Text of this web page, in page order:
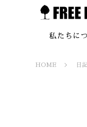
私たちに
HOME 日